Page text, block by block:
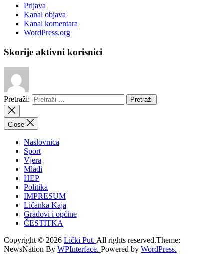
Prijava
Kanal objava
Kanal komentara
WordPress.org
Skorije aktivni korisnici
Pretraži:
Close
Naslovnica
Sport
Vjera
Mladi
HEP
Politika
IMPRESUM
Ličanka Kaja
Gradovi i općine
ČESTITKA
Copyright © 2026 Lički Put. All rights reserved.Theme:
NewsNation By WPInterface. Powered by WordPress.